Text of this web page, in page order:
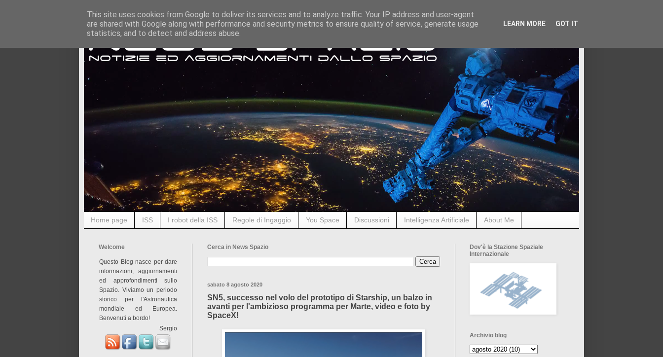
Home page ISS I robot della ISS Regole di Ingaggio You Space Discussioni Intelligenza Artificiale About Me
Cerca in News Spazio
sabato 8 agosto 2020
SN5, successo nel volo del prototipo di Starship, un balzo in
avanti per l'ambizioso programma per Marte, video e foto by
SpaceX!
Welcome
Questo Blog nasce per dare
informazioni, aggiornamenti
ed approfondimenti sullo
Spazio. Viviamo un periodo
storico per l'Astronautica
mondiale ed Europea.
Benvenuti a bordo!
Sergio
Dov'è la Stazione Spaziale
Internazionale
Archivio blog
This site uses cookies from Google to deliver its services and to analyze traffic. Your IP address and user-agent
are shared with Google along with performance and security metrics to ensure quality of service, generate usage
statistics, and to detect and address abuse.
LEARN MORE GOT IT